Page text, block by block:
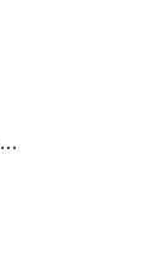
Binocular Bushnell Powerview 16X32 Compacto Negro